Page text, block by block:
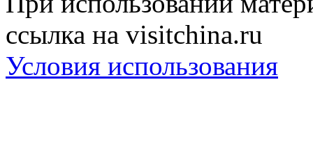
ссылка на visitchina.ru
Условия использования